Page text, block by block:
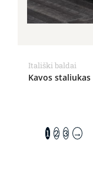
Itališki baldai
Kavos
1 2 3 →